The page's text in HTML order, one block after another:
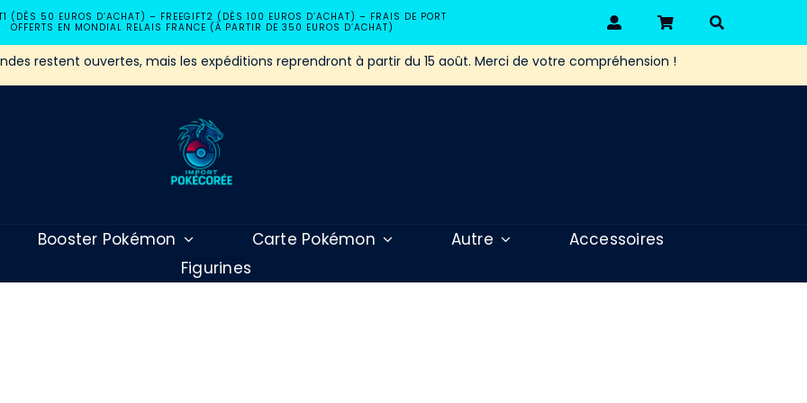
(DÈS 50 EUROS D’ACHAT) – FREEGIFT2 (DÈS 100 EUROS D’ACHAT) – FRAIS DE PORT
OFFERTS EN MONDIAL RELAIS FRANCE (À PARTIR DE 350 EUROS D’ACHAT)
restent ouvertes, mais les expéditions reprendront à partir du 15 août. Merci de votre compréhension !
Booster Pokémon Carte Pokémon Autre
Accessoires
Figurines